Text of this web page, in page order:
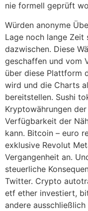
nie formell geprüft
Würden anonyme
Lage noch lange
dazwischen. Diese
geschaffen und vom
über diese Plattform
wird und die Charts
bereitstellen. Sushi
Kryptowährungen
Verfügbarkeit der
kann. Bitcoin – euro
exklusive Revolut
Vergangenheit an.
steuerliche
Twitter. Crypto
etf ether investiert,
andere